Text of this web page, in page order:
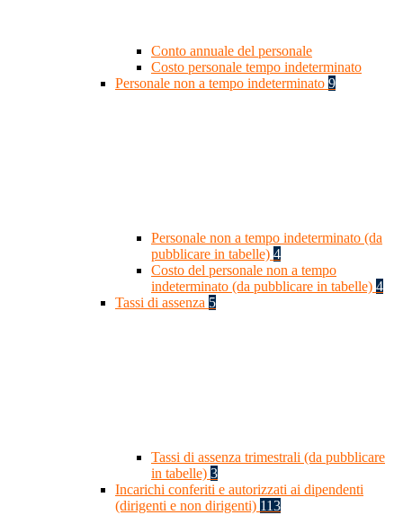
Conto annuale del personale
Costo personale tempo indeterminato
Personale non a tempo indeterminato 9
Personale non a tempo indeterminato (da
pubblicare in tabelle) 4
Costo del personale non a tempo
indeterminato (da pubblicare in tabelle) 4
Tassi di assenza 5
Tassi di assenza trimestrali (da pubblicare
in tabelle) 3
Incarichi conferiti e autorizzati ai dipendenti
(dirigenti e non dirigenti) 113